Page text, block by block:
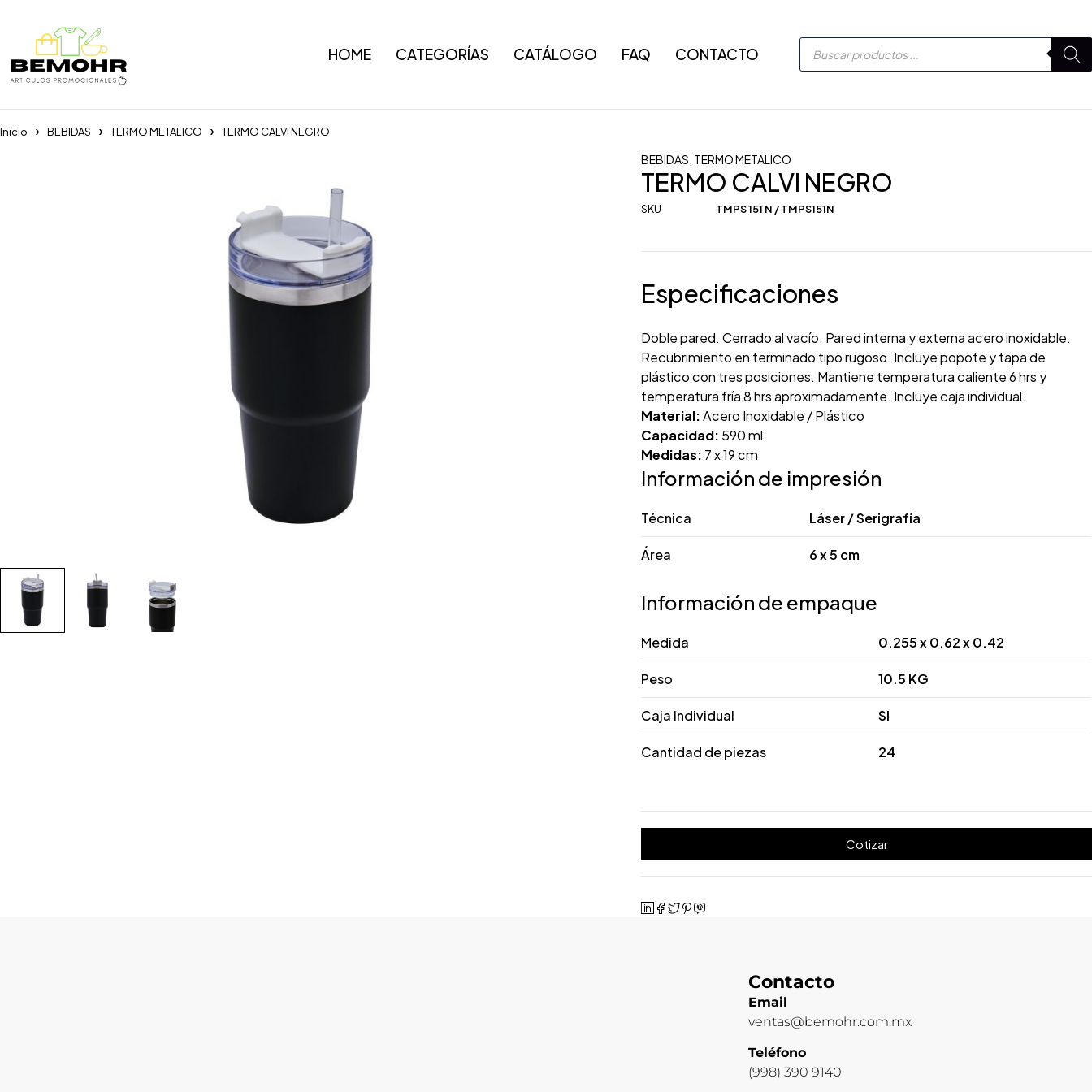
HOME CATEGORÍAS CATÁLOGO FAQ CONTACTO
Inicio BEBIDAS TERMO METALICO TERMO CALVI NEGRO
BEBIDAS TERMO METALICO
TERMO CALVI NEGRO
SKU TMPS 151 N / TMPS151N
Especificaciones
Doble pared. Cerrado al vacío. Pared interna y externa acero inoxidable.
Recubrimiento en terminado tipo rugoso. Incluye popote y tapa de
plástico con tres posiciones. Mantiene temperatura caliente 6 hrs y
temperatura fría 8 hrs aproximadamente. Incluye caja individual.
Material:Acero Inoxidable / Plástico
Capacidad: 590 ml
Medidas: 7 x 19 cm
Información de impresión
Técnica Láser / Serigrafía
Área 6 x 5 cm
Información de empaque
Medida 0.255 x 0.62 x 0.42
Peso 10.5 KG
Caja Individual SI
Cantidad de piezas 24
Cotizar
Contacto
Email
ventas@bemohr.com.mx
Teléfono
(998) 390 9140